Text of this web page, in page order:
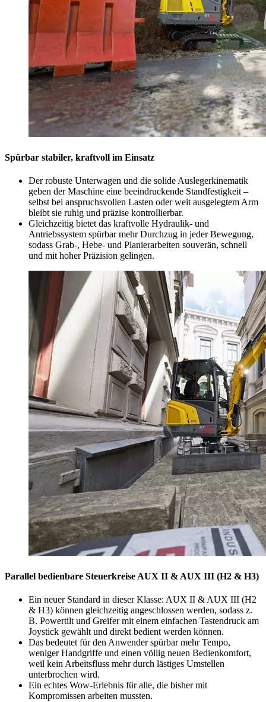
Spürbar stabiler, kraftvoll im Einsatz
Der robuste Unterwagen und die solide Auslegerkinematik
geben der Maschine eine beeindruckende Standfestigkeit –
selbst bei anspruchsvollen Lasten oder weit ausgelegtem Arm
bleibt sie ruhig und präzise kontrollierbar.
Gleichzeitig bietet das kraftvolle Hydraulik- und
Antriebssystem spürbar mehr Durchzug in jeder Bewegung,
sodass Grab-, Hebe- und Planierarbeiten souverän, schnell
und mit hoher Präzision gelingen.
Parallel bedienbare Steuerkreise AUX II & AUX III (H2 & H3)
Ein neuer Standard in dieser Klasse: AUX II & AUX III (H2
& H3) können gleichzeitig angeschlossen werden, sodass z.
B. Powertilt und Greifer mit einem einfachen Tastendruck am
Joystick gewählt und direkt bedient werden können.
Das bedeutet für den Anwender spürbar mehr Tempo,
weniger Handgriffe und einen völlig neuen Bedienkomfort,
weil kein Arbeitsfluss mehr durch lästiges Umstellen
unterbrochen wird.
Ein echtes Wow-Erlebnis für alle, die bisher mit
Kompromissen arbeiten mussten.